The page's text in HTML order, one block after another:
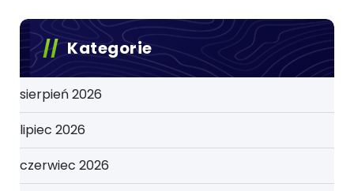
Kategorie
sierpień 2026
lipiec 2026
czerwiec 2026